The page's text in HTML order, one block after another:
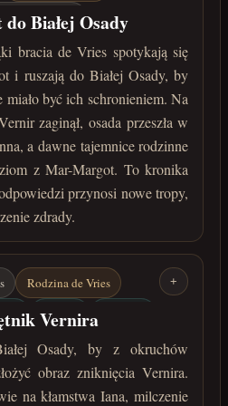
von Baumann
Pamiętnik Vernira
Białej Osady
bracia de Vries spotykają się
i ruszają do Białej Osady, by
być ich schronieniem. Na
zaginął, osada przeszła w
a dawne tajemnice rodzinne
z Mar-Margot. To kronika
przynosi nowe tropy,
zdrady.
Rodzina de Vries
Kościej
Zaćmieniu
+
Vernira
Osady, by z okruchów
obraz zniknięcia Vernira.
na kłamstwa Iana, milczenie